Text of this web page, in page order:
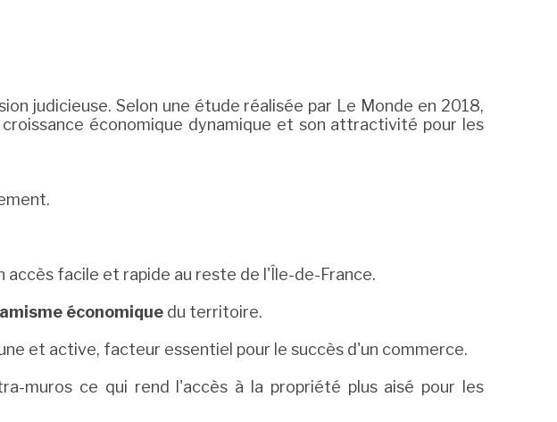
judicieuse. Selon une étude réalisée par Le Monde en 2018,
économique dynamique et son attractivité pour les
facile et rapide au reste de l'Île-de-France.
économique du territoire.
et active, facteur essentiel pour le succès d'un commerce.
muros ce qui rend l'accès à la propriété plus aisé pour les